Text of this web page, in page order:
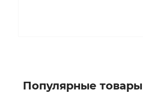
Популярные товары